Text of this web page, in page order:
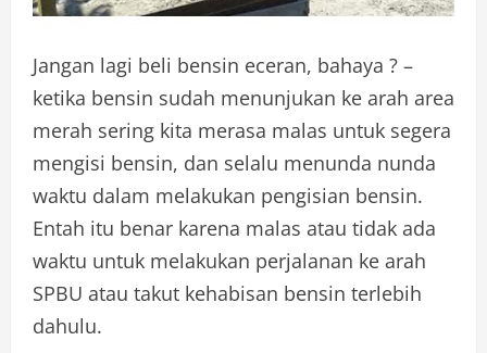
Jangan lagi beli bensin eceran, bahaya ? –
ketika bensin sudah menunjukan ke arah area
merah sering kita merasa malas untuk segera
mengisi bensin, dan selalu menunda nunda
waktu dalam melakukan pengisian bensin.
Entah itu benar karena malas atau tidak ada
waktu untuk melakukan perjalanan ke arah
SPBU atau takut kehabisan bensin terlebih
dahulu.